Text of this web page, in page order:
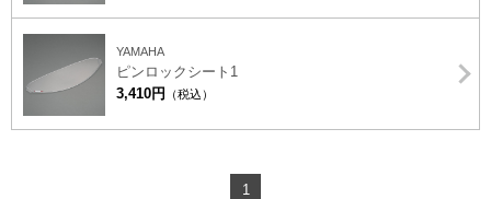
YAMAHA
ピンロックシート1
3,410円
（税込）
1